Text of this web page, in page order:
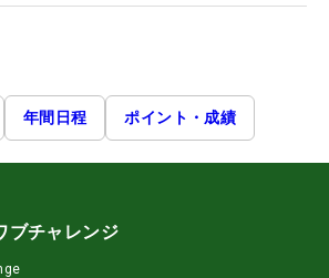
年間日程 ポイント・成績
ブチャレンジ